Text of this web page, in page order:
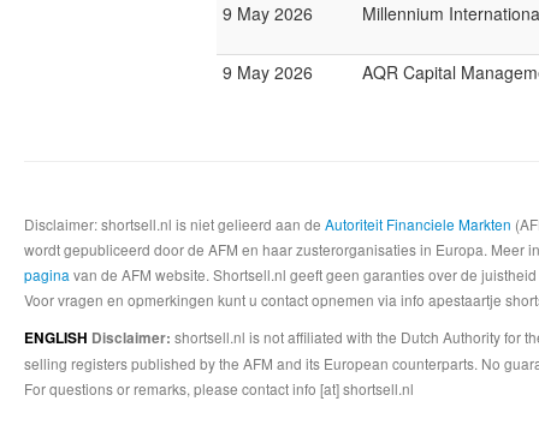
9 May 2026
Millennium
9 May 2026 AQR Capital
Disclaimer: shortsell.nl is niet gelieerd aan de Autoriteit Financiele Markten
wordt gepubliceerd door de AFM en haar zusterorganisaties in Europa.
pagina van de AFM website. Shortsell.nl geeft geen garanties over de
Voor vragen en opmerkingen kunt u contact opnemen via info apestaartje
ENGLISH Disclaimer: shortsell.nl is not affiliated with the Dutch Authority for
selling registers published by the AFM and its European counterparts. No
For questions or remarks, please contact info [at] shortsell.nl